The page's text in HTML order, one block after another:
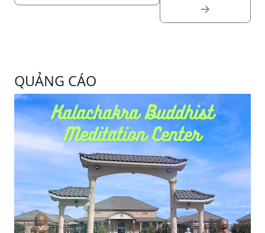
→
QUẢNG CÁO